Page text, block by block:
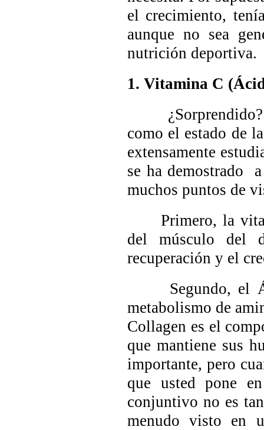
el crecimiento,
aunque no sea
nutrición deportiva.
1. Vitamina C
¿Sorprendido?
como el estado de
extensamente
se ha demostrado
muchos puntos de
Primero, la
del músculo del
recuperación y el
Segundo, el
metabolismo de
Collagen es el
que mantiene sus
importante, pero
que usted pone
conjuntivo no es
menudo visto en